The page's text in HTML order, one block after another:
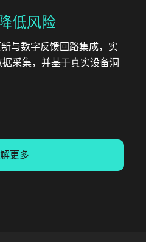
低风险
与数字反馈回路集成，实
采集，并基于真实设备洞
更多